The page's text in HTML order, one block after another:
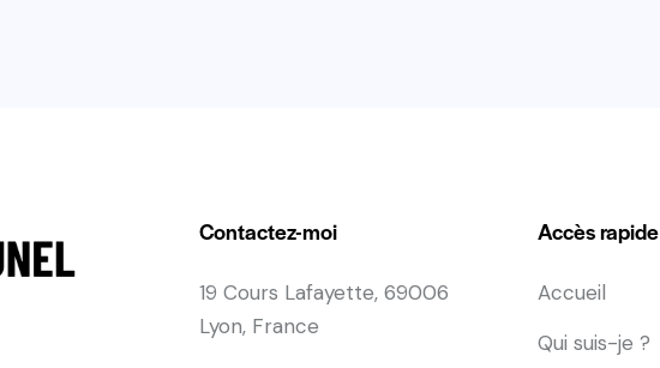
Contactez-moi
19 Cours Lafayette, 69006
Lyon, France
Accès rapide
Accueil
Qui suis-je ?